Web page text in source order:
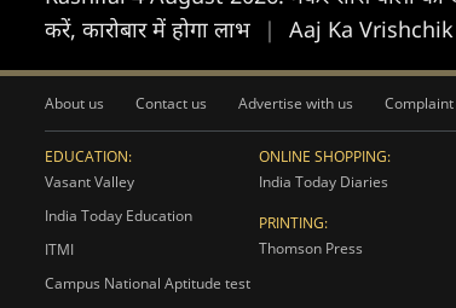
करें, कारोबार में होगा लाभ
| Aaj Ka Vrishchik
About us Contact us Advertise with us
EDUCATION:
Vasant Valley
India Today Education
ITMI
Campus National Aptitude test
ONLINE SHOPPING:
India Today Diaries
PRINTING:
Thomson Press